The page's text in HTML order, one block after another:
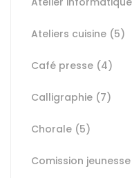
Ateliers cuisine (5)
Café presse (4)
Calligraphie (7)
Chorale (5)
Comission jeunesse